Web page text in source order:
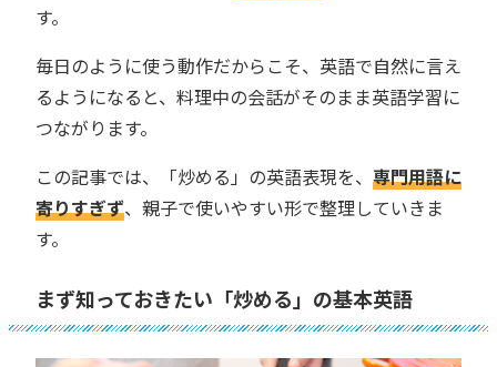
す。
毎日のように使う動作だからこそ、英語で自然に言え
るようになると、料理中の会話がそのまま英語学習に
つながります。
この記事では、「炒める」の英語表現を、 専門用語に
寄りすぎず、親子で使いやすい形で整理していきま
す。
まず知っておきたい「炒める」の基本英語